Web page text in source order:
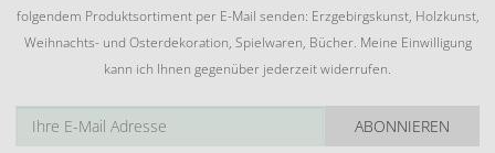
folgendem Produktsortiment per E-Mail senden: Erzgebirgskunst, Holzkunst,
Weihnachts- und Osterdekoration, Spielwaren, Bücher. Meine Einwilligung
kann ich Ihnen gegenüber jederzeit widerrufen.
ABONNIEREN